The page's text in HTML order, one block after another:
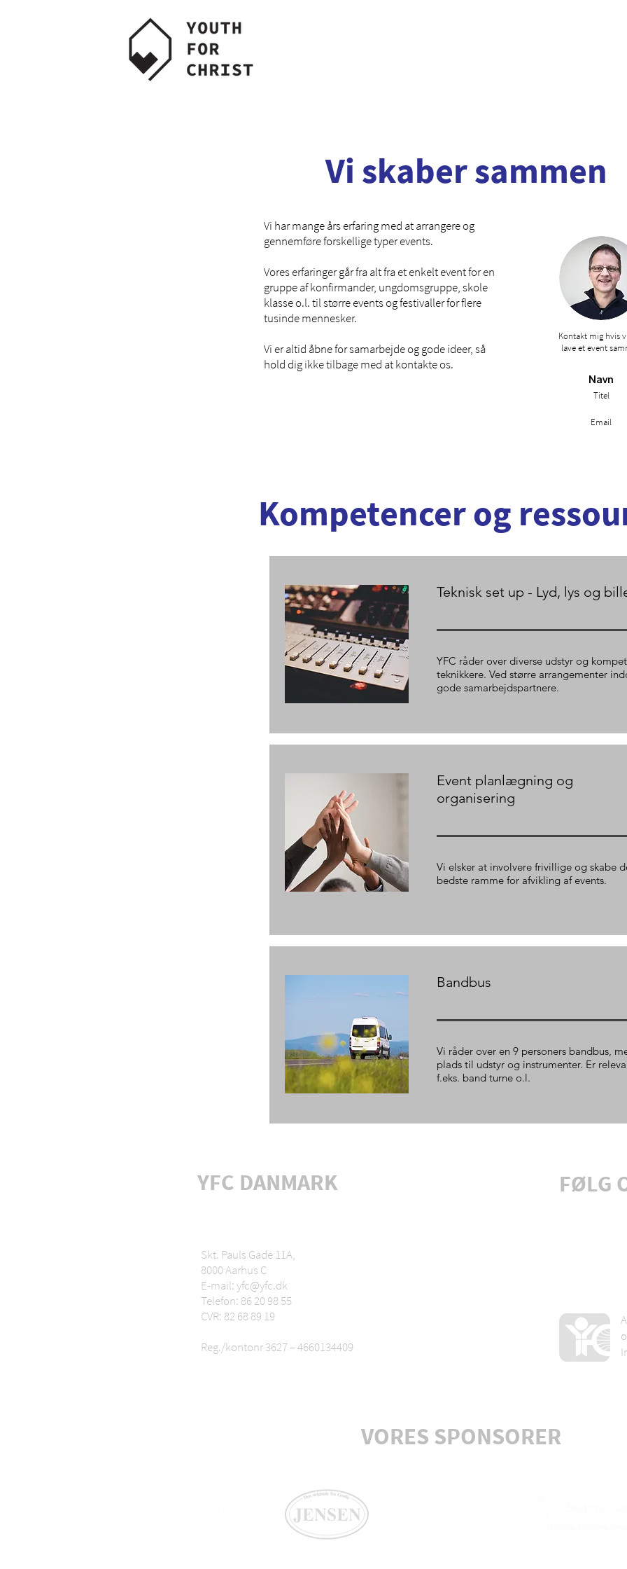
Vi skaber sammen
Vi har mange års erfaring med at arrangere og
gennemføre forskellige typer events.
Vores erfaringer går fra alt fra et enkelt event for en
gruppe af konfirmander, ungdomsgruppe, skole
klasse o.l. til større events og festivaller for flere
tusinde mennesker.
Vi er altid åbne for samarbejde og gode ideer, så
hold dig ikke tilbage med at kontakte os.
Kontakt mig hvis
lave et event
Navn
Titel
Email
Kompetencer og
Teknisk set up - Lyd, lys og
YFC råder over diverse udstyr og
teknikkere. Ved større arrangementer
gode samarbejdspartnere.
Event planlægning og
organisering
Vi elsker at involvere frivillige og skabe
bedste ramme for afvikling af events.
Bandbus
Vi råder over en 9 personers bandbus,
plads til udstyr og instrumenter. Er
f.eks. band turne o.l.
YFC DANMARK
Skt. Pauls Gade 11A,
8000 Aarhus C
E-mail: yfc@yfc.dk
Telefon: 86 20 98 55
CVR: 82 68 89 19
Reg./kontonr 3627 – 4660134409
FØLG
VORES SPONSORER